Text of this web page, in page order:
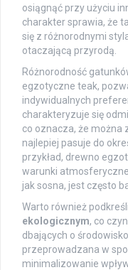
osiągnąć przy użyciu
charakter sprawia, że
się z różnorodnymi
otaczającą przyrodą.
Różnorodność
egzotyczne teak,
indywidualnych
charakteryzuje się
co oznacza, że można
najlepiej pasuje do
przykład, drewno
warunki
jak sosna, jest często
Warto również
ekologicznym, co
dbających o
przeprowadzana w
minimalizowanie